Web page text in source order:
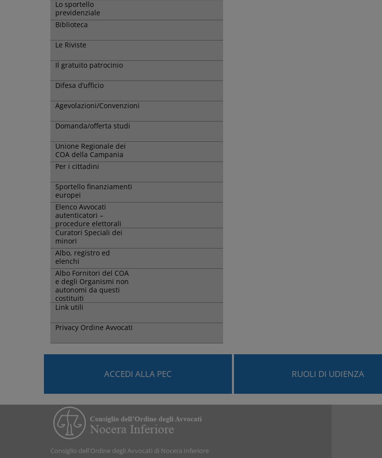
Lo sportello
previdenziale
Biblioteca
Le Riviste
Il gratuito patrocinio
Difesa d’ufficio
Agevolazioni/Convenzioni
Domanda/offerta studi
Unione Regionale dei
COA della Campania
Per i cittadini
Sportello finanziamenti
europei
Elenco Avvocati
autenticatori –
procedure elettorali
Curatori Speciali dei
minori
Albo, registro ed
elenchi
Albo Fornitori del COA
e degli Organismi non
autonomi da questi
costituiti
Link utili
Privacy Ordine Avvocati
ACCEDI ALLA PEC RUOLI DI UDIENZA
Consiglio dell'Ordine degli Avvocati di Nocera Inferiore